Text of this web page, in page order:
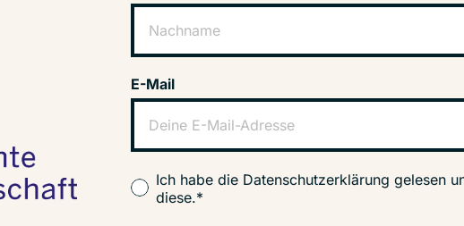
E-Mail
Ich habe die Datenschutzerklärung gelesen
diese.*